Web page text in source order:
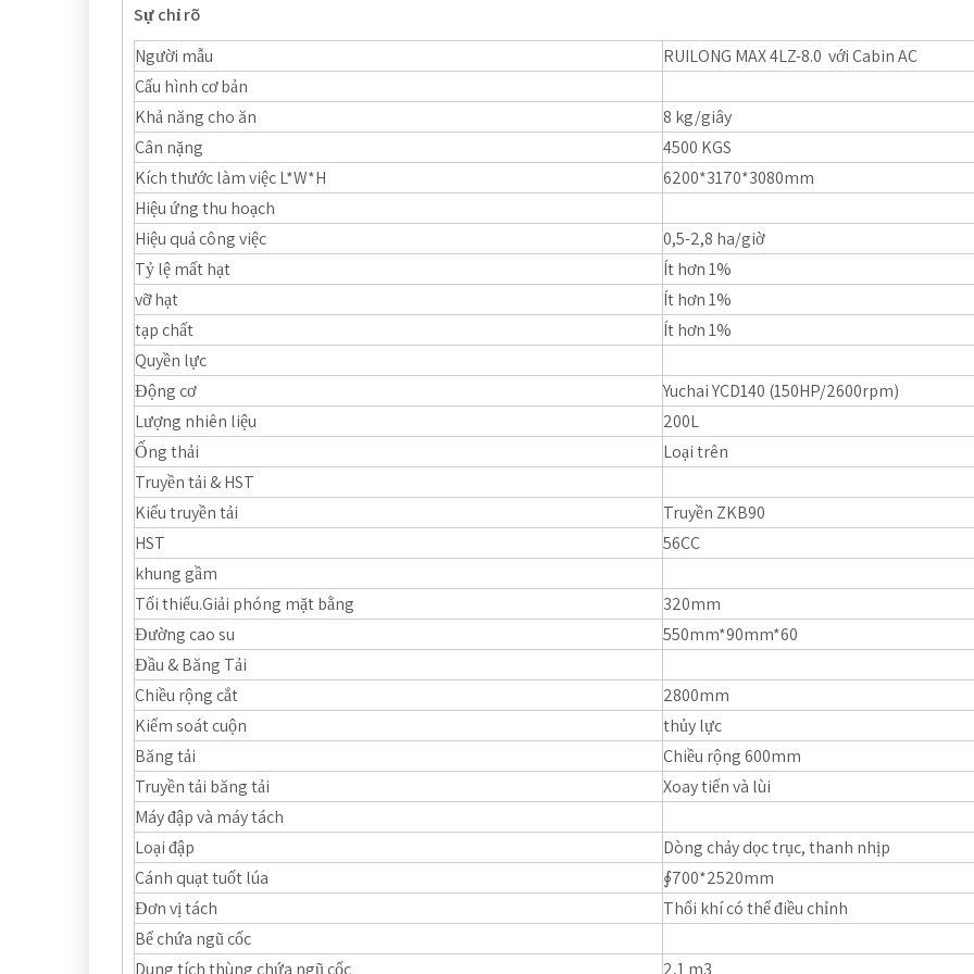
Sự chỉ rõ
Người mẫu
RUILONG MAX 4LZ-8.0 với Cabin AC
Cấu hình cơ bản
Khả năng cho ăn
8 kg/giây
Cân nặng
4500 KGS
Kích thước làm việc L*W*H
6200*3170*3080mm
Hiệu ứng thu hoạch
Hiệu quả công việc
0,5-2,8 ha/giờ
Tỷ lệ mất hạt
Ít hơn 1%
vỡ hạt
Ít hơn 1%
tạp chất
Ít hơn 1%
Quyền lực
Động cơ
Yuchai YCD140 (150HP/2600rpm)
Lượng nhiên liệu
200L
Ống thải
Loại trên
Truyền tải & HST
Kiểu truyền tải
Truyền ZKB90
HST
56CC
khung gầm
Tối thiểu.Giải phóng mặt bằng
320mm
Đường cao su
550mm*90mm*60
Đầu & Băng Tải
Chiều rộng cắt
2800mm
Kiểm soát cuộn
thủy lực
Băng tải
Chiều rộng 600mm
Truyền tải băng tải
Xoay tiến và lùi
Máy đập và máy tách
Loại đập
Dòng chảy dọc trục, thanh nhịp
Cánh quạt tuốt lúa
∮700*2520mm
Đơn vị tách
Thổi khí có thể điều chỉnh
Bể chứa ngũ cốc
Dung tích thùng chứa ngũ cốc
2,1 m3